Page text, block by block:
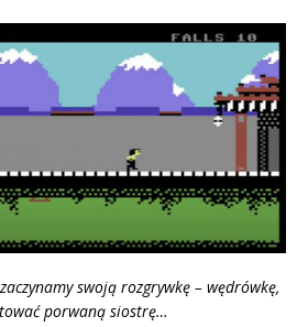
swoją rozgrywkę – wędrówkę,
porwaną siostrę…